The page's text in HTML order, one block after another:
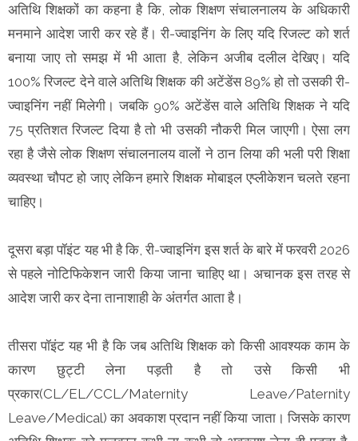
अतिथि शिक्षकों का कहना है कि, लोक शिक्षण संचालनालय के अधिकारी
मनमाने आदेश जारी कर रहे हैं। री-ज्वाइनिंग के लिए यदि रिजल्ट को शर्त
बनाया जाए तो समझ में भी आता है, लेकिन अजीब दलील देखिए। यदि
100% रिजल्ट देने वाले अतिथि शिक्षक की अटेंडेंस 89% हो तो उसकी री-
ज्वाइनिंग नहीं मिलेगी। जबकि 90% अटेंडेंस वाले अतिथि शिक्षक ने यदि
75 प्रतिशत रिजल्ट दिया है तो भी उसकी नौकरी मिल जाएगी। ऐसा लग
रहा है जैसे लोक शिक्षण संचालनालय वालों ने ठान लिया की भली परी शिक्षा
व्यवस्था चौपट हो जाए लेकिन हमारे शिक्षक मोबाइल एप्लीकेशन चलते रहना
चाहिए।
दूसरा बड़ा पॉइंट यह भी है कि, री-ज्वाइनिंग इस शर्त के बारे में फरवरी 2026
से पहले नोटिफिकेशन जारी किया जाना चाहिए था। अचानक इस तरह से
आदेश जारी कर देना तानाशाही के अंतर्गत आता है।
तीसरा पॉइंट यह भी है कि जब अतिथि शिक्षक को किसी आवश्यक काम के
कारण छुट्टी लेना पड़ती है तो उसे किसी भी
प्रकार(CL/EL/CCL/Maternity Leave/Paternity
Leave/Medical) का अवकाश प्रदान नहीं किया जाता। जिसके कारण